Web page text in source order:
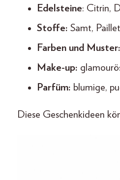
Edelsteine: Citrin,
Stoffe: Samt,
Farben und Muster:
Make-up:
Parfüm: blumige,
Diese Geschenkideen